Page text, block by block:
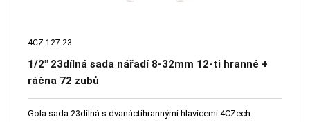
4CZ-127-23
1/2" 23dílná sada nářadí 8-32mm 12-ti hranné +
ráčna 72 zubů
Gola sada 23dílná s dvanáctihrannými hlavicemi 4CZech